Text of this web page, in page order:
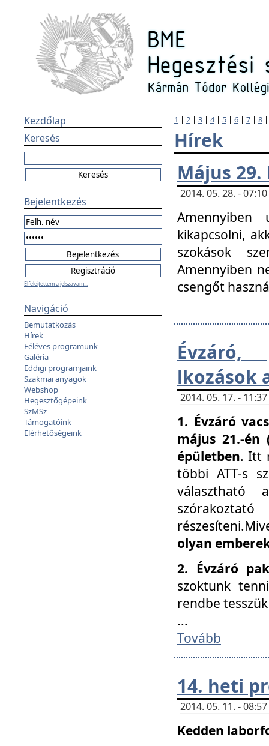
Kezdőlap
Keresés
Bejelentkezés
Elfelejtettem a jelszavam...
Navigáció
Bemutatkozás
Hírek
Féléves programunk
Galéria
Eddigi programjaink
Szakmai anyagok
Webshop
Hegesztőgépeink
SzMSz
Támogatóink
Elérhetőségeink
1 | 2 | 3 | 4| 5 | 6 | 7 | 8
Hírek
Május
2014. 05. 28. -
kikapcsolni,
szokások
Amennyiben
csengőt
Évzáró,
lkozások
2014. 05. 17. -
1. Évzáró
május 21.-én
épületben. Itt
többi ATT-s
választható
olyan
2. Évzáró
szoktunk
rendbe
...
Tovább
14. heti
2014. 05. 11. -
Kedden